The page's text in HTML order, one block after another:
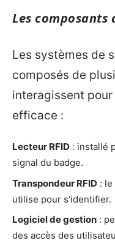
Les composants
Les systèmes de
composés de
interagissent
efficace :
Lecteur RFID : installé
signal du badge.
Transpondeur RFID :
utilise pour s’identifier.
Logiciel de gestion :
des accès des